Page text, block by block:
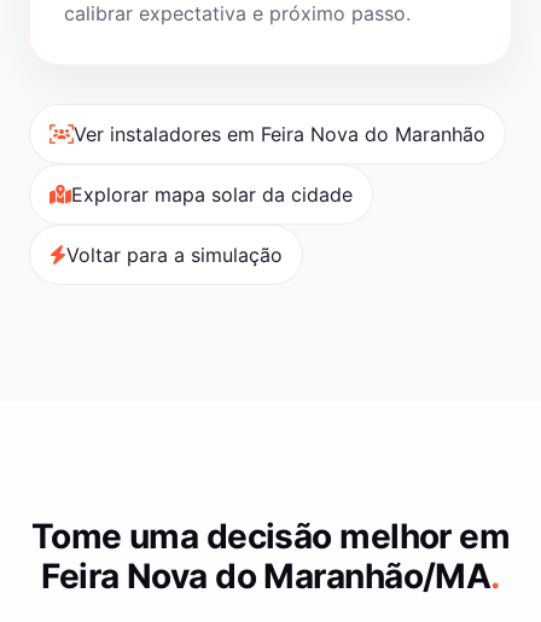
calibrar expectativa e próximo passo.
Ver instaladores em Feira Nova do Maranhão
Explorar mapa solar da cidade
Voltar para a simulação
Tome uma decisão melhor em
Feira Nova do Maranhão/MA.